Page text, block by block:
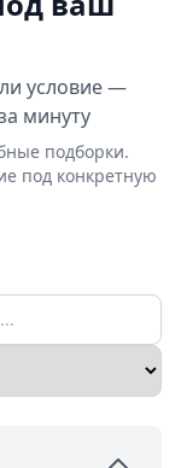
условие —
минуту
подборки.
под конкретную